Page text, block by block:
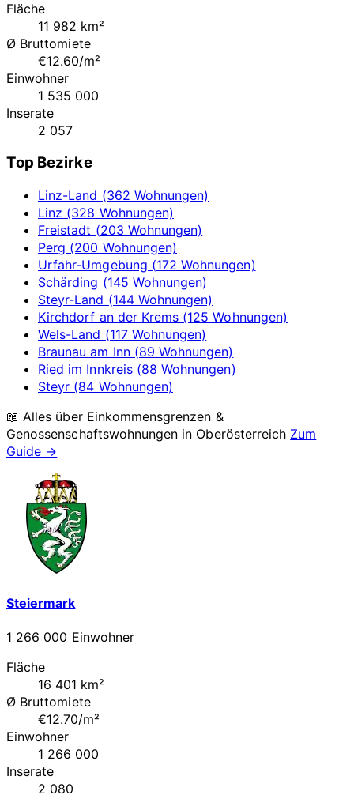
Fläche
11 982 km²
Ø Bruttomiete
€12.60/m²
Einwohner
1 535 000
Inserate
2 057
Top Bezirke
Linz-Land (362 Wohnungen)
Linz (328 Wohnungen)
Freistadt (203 Wohnungen)
Perg (200 Wohnungen)
Urfahr-Umgebung (172 Wohnungen)
Schärding (145 Wohnungen)
Steyr-Land (144 Wohnungen)
Kirchdorf an der Krems (125 Wohnungen)
Wels-Land (117 Wohnungen)
Braunau am Inn (89 Wohnungen)
Ried im Innkreis (88 Wohnungen)
Steyr (84 Wohnungen)
📖 Alles über Einkommensgrenzen &
Genossenschaftswohnungen in Oberösterreich Zum
Guide →
Steiermark
1 266 000 Einwohner
Fläche
16 401 km²
Ø Bruttomiete
€12.70/m²
Einwohner
1 266 000
Inserate
2 080